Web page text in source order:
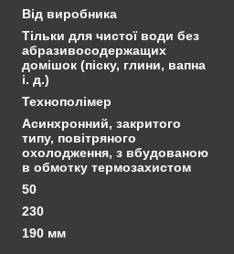
Від виробника
Тільки для чистої води без
абразивосодержащих
домішок (піску, глини, вапна
і. д.)
Технополімер
Асинхронний, закритого
типу, повітряного
охолодження, з вбудованою
в обмотку термозахистом
50
230
190 мм